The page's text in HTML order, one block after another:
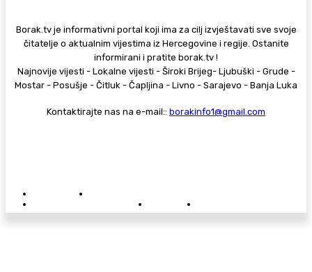
Borak.tv je informativni portal koji ima za cilj izvještavati sve svoje
čitatelje o aktualnim vijestima iz Hercegovine i regije. Ostanite
informirani i pratite borak.tv !
Najnovije vijesti - Lokalne vijesti - Široki Brijeg- Ljubuški - Grude -
Mostar - Posušje - Čitluk - Čapljina - Livno - Sarajevo - Banja Luka
Kontaktirajte nas na e-mail:: borakinfo1@gmail.com